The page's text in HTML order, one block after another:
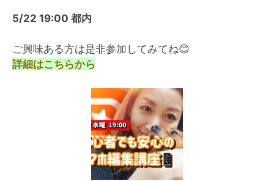
5/22 19:00 都内
ご興味ある方は是非参加してみてね😊
詳細はこちらから